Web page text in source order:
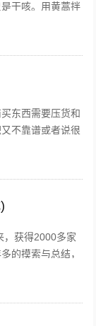
干咳。用黄蒿拌
鸡蛋。然后趁热
东西需要压货和
不靠谱或者说很
等到啦！新春切
，获得2000多家
的摸索与总结，
2017年4月26日